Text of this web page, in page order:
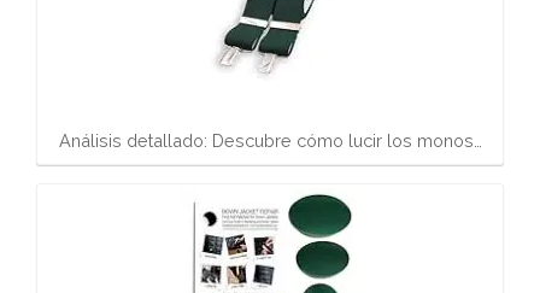
Análisis detallado: Descubre cómo lucir los monos…